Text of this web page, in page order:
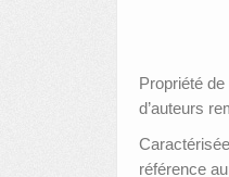
Propriété
d’auteurs
référence